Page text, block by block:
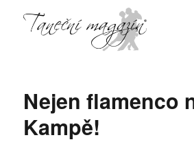
Nejen flamenco
Kampě!